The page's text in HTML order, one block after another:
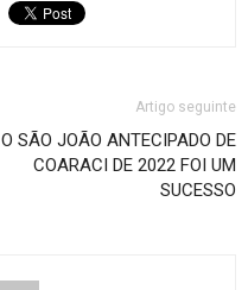
Artigo seguinte
O SÃO JOÃO ANTECIPADO DE
COARACI DE 2022 FOI UM
SUCESSO